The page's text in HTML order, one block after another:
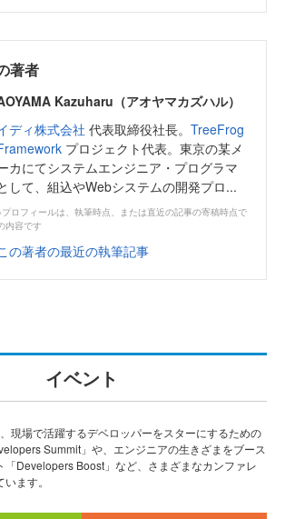
著者
Kazuharu（アオヤマカズハル）
ディ株式会社 代表取締役社長。 TreeFrog
プロジェクト代表。東京の某メ
カにてシステムエンジニア・プログラマ
して、組込やWebシステムの開発プロ...
ロフィールは、執筆時点、または直近の記事の寄稿時点で
内容です
の著者の最近の執筆記事
イベント
現場で活躍するデベロッパーをスターにするための
Summit」や、エンジニアの生きざまをブース
「Developers Boost」など、さまざまなカンファレ
ます。